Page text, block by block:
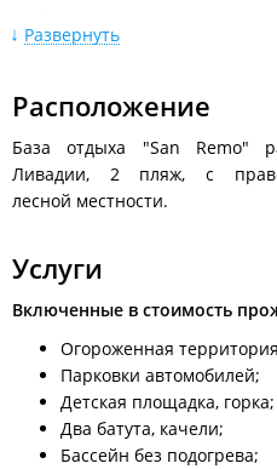
входом и два двухэтажных
Одноэтажные номера
спальная и 2-х ярусная в
отдельный санузел, горячая и
телевизор (20 каналов), тумба,
Номера в двухэтажных
первых этажах с отдельным
вторых этажах с балконом-
спальные кровати. На вторых
маскитные сетки во всех
горячая и холодная вода,
телевизор, стол книжка,
на 4-х гостей.
Развернуть
Расположение
База отдыха "San Remo"
Ливадии, 2 пляж, с
лесной местности.
Услуги
Включенные в стоимость
Огороженная
Парковки автомобилей;
Детская площадка, горка;
Два батута, качели;
Бассейн без подогрева;